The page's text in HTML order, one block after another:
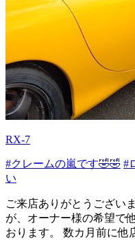
RX-7
#クレームの嵐です🤣🤣 #
い
ご来店ありがとうござい
が、オーナー様の希望で
おります。 数カ月前に他